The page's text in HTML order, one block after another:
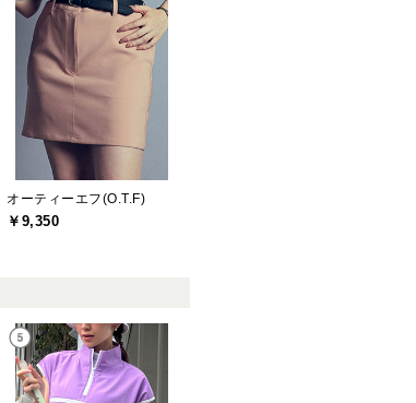
オーティーエフ(O.T.F)
￥9,350